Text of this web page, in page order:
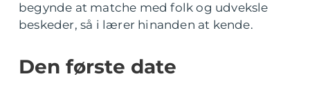
begynde at matche med folk og udveksle
beskeder, så i lærer hinanden at kende.
Den første date